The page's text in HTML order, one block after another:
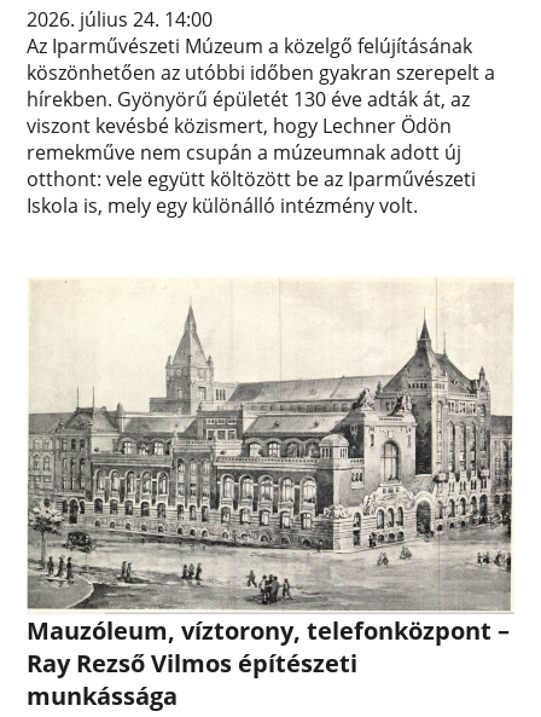
2026. július 24. 14:00
Az Iparművészeti Múzeum a közelgő felújításának
köszönhetően az utóbbi időben gyakran szerepelt a
hírekben. Gyönyörű épületét 130 éve adták át, az
viszont kevésbé közismert, hogy Lechner Ödön
remekműve nem csupán a múzeumnak adott új
otthont: vele együtt költözött be az Iparművészeti
Iskola is, mely egy különálló intézmény volt.
Mauzóleum, víztorony, telefonközpont –
Ray Rezső Vilmos építészeti
munkássága